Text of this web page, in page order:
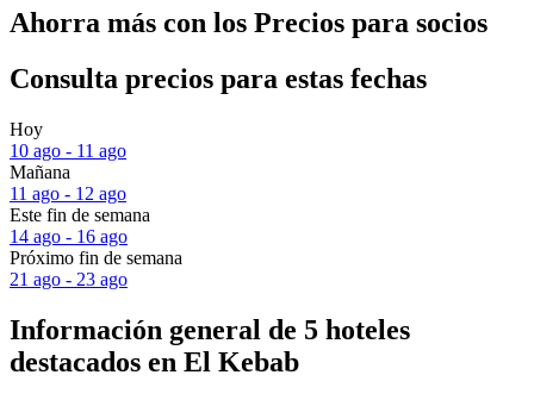
Ahorra más con los Precios para socios
Consulta precios para estas fechas
Hoy
10 ago - 11 ago
Mañana
11 ago - 12 ago
Este fin de semana
14 ago - 16 ago
Próximo fin de semana
21 ago - 23 ago
Información general de 5 hoteles
destacados en El Kebab